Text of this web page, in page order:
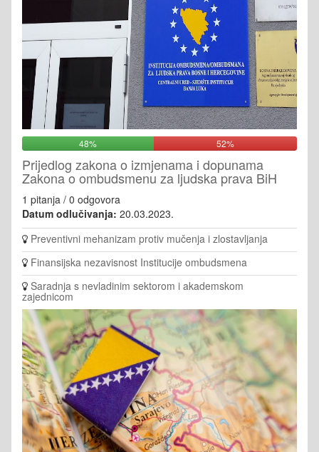
48% 52%
Prijedlog zakona o izmjenama i dopunama
Zakona o ombudsmenu za ljudska prava BiH
1 pitanja / 0 odgovora
Datum odlučivanja: 20.03.2023.
Preventivni mehanizam protiv mučenja i zlostavljanja
Finansijska nezavisnost Institucije ombudsmena
Saradnja s nevladinim sektorom i akademskom
zajednicom